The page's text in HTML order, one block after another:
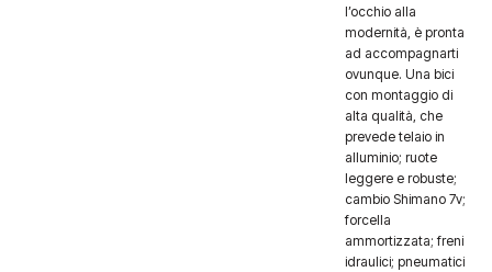
l’occhio alla
modernità, è pronta
ad accompagnarti
ovunque. Una bici
con montaggio di
alta qualità, che
prevede telaio in
alluminio; ruote
leggere e robuste;
cambio Shimano 7v;
forcella
ammortizzata; freni
idraulici; pneumatici